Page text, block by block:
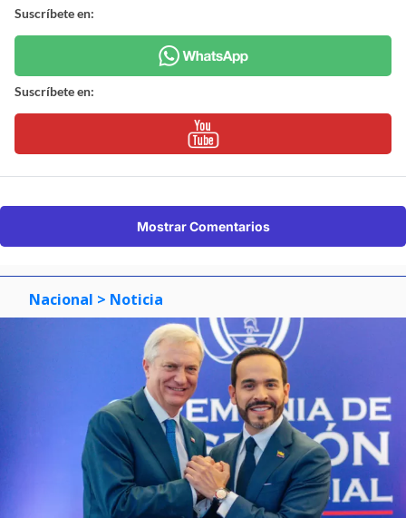
Suscríbete en:
Suscríbete en:
Mostrar Comentarios
Nacional > Noticia